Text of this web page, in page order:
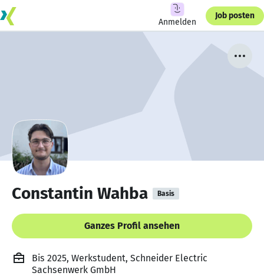
Anmelden
Job posten
Constantin Wahba Basis
Ganzes Profil ansehen
Bis 2025, Werkstudent, Schneider Electric
Sachsenwerk GmbH